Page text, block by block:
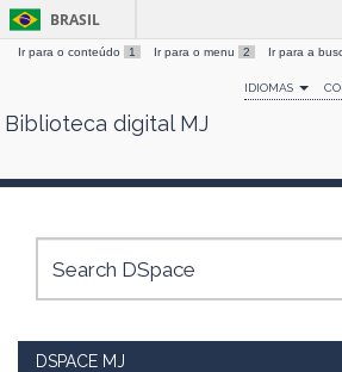
Skip
BRASIL
Ir para o conteúdo 1 Ir para o menu 2 Ir para a
IDIOMAS
Biblioteca digital MJ
DSPACE MJ